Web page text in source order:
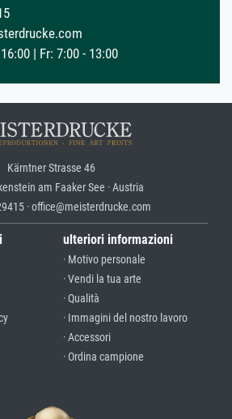
| Fr: 7:00 - 13:00
Kärntner Strasse 46
am Faaker See · Austria
· office@meisterdrucke.com
ulteriori informazioni
· Motivo personale
· Vendi la tua arte
· Qualità
· Immagini del nostro lavoro
· Accessori
· Ordina campione